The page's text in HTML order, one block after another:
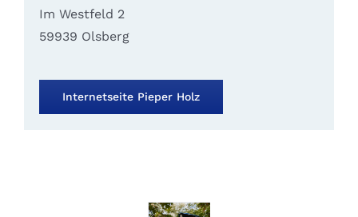
Im Westfeld 2
59939 Olsberg
Internetseite Pieper Holz